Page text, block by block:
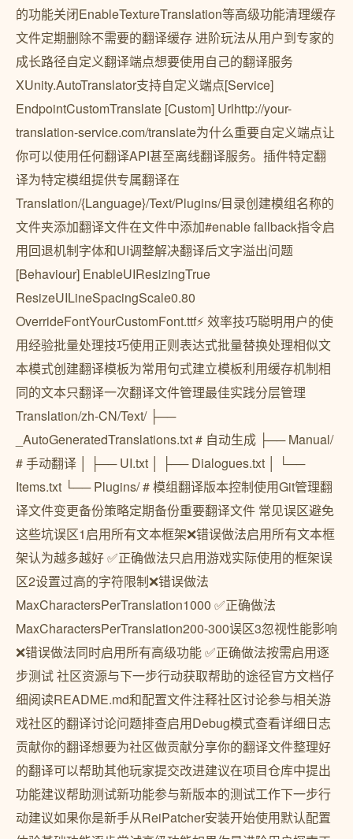
的功能关闭EnableTextureTranslation等高级功能清理缓存
文件定期删除不需要的翻译缓存 进阶玩法从用户到专家的
成长路径自定义翻译端点想要使用自己的翻译服务
XUnity.AutoTranslator支持自定义端点[Service]
EndpointCustomTranslate [Custom] Urlhttp://your-
translation-service.com/translate为什么重要自定义端点让
你可以使用任何翻译API甚至离线翻译服务。插件特定翻
译为特定模组提供专属翻译在
Translation/{Language}/Text/Plugins/目录创建模组名称的
文件夹添加翻译文件在文件中添加#enable fallback指令启
用回退机制字体和UI调整解决翻译后文字溢出问题
[Behaviour] EnableUIResizingTrue
ResizeUILineSpacingScale0.80
OverrideFontYourCustomFont.ttf⚡ 效率技巧聪明用户的使
用经验批量处理技巧使用正则表达式批量替换处理相似文
本模式创建翻译模板为常用句式建立模板利用缓存机制相
同的文本只翻译一次翻译文件管理最佳实践分层管理
Translation/zh-CN/Text/ ├──
_AutoGeneratedTranslations.txt # 自动生成 ├── Manual/
# 手动翻译 │ ├── UI.txt │ ├── Dialogues.txt │ └──
Items.txt └── Plugins/ # 模组翻译版本控制使用Git管理翻
译文件变更备份策略定期备份重要翻译文件 常见误区避免
这些坑误区1启用所有文本框架❌错误做法启用所有文本框
架认为越多越好 ✅正确做法只启用游戏实际使用的框架误
区2设置过高的字符限制❌错误做法
MaxCharactersPerTranslation1000 ✅正确做法
MaxCharactersPerTranslation200-300误区3忽视性能影响
❌错误做法同时启用所有高级功能 ✅正确做法按需启用逐
步测试 社区资源与下一步行动获取帮助的途径官方文档仔
细阅读README.md和配置文件注释社区讨论参与相关游
戏社区的翻译讨论问题排查启用Debug模式查看详细日志
贡献你的翻译想要为社区做贡献分享你的翻译文件整理好
的翻译可以帮助其他玩家提交改进建议在项目仓库中提出
功能建议帮助测试新功能参与新版本的测试工作下一步行
动建议如果你是新手从ReiPatcher安装开始使用默认配置